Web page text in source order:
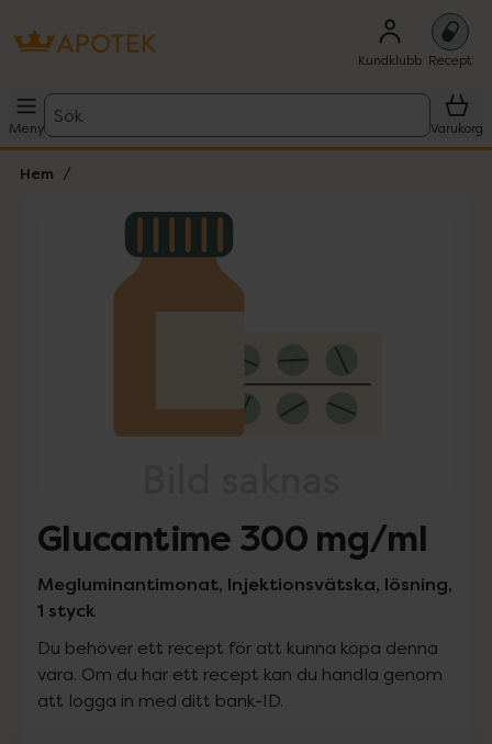
Kundklubb Recept
Meny
Sök
Varukorg
Hem
Lista: . Innehåller 1 objekt.
Glucantime 300 mg/ml
Megluminantimonat, Injektionsvätska, lösning,
1 styck
Du behöver ett recept för att kunna köpa denna
vara. Om du har ett recept kan du handla genom
att logga in med ditt bank-ID.